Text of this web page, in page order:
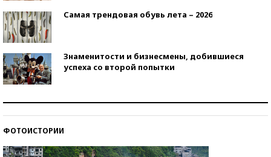
Самая трендовая обувь лета – 2026
Знаменитости и бизнесмены, добившиеся
успеха со второй попытки
ФОТОИСТОРИИ